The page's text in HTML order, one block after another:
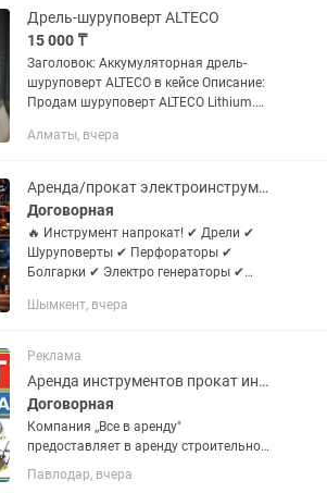
Компания Trade Energy предоставит...
Дрель-шуруповерт ALTECO
15 000 ₸
Заголовок: Аккумуляторная дрель-
шуруповерт ALTECO в кейсе Описание:
Продам шуруповерт ALTECO Lithium.
батарея и зарядка. Компактный,
Алматы, вчера
Аренда/прокат электроинструмента ремонт продажа запчастей
Договорная
🔥 Инструмент напрокат! ✔ Дрели ✔
Шуруповерты ✔ Перфораторы ✔
Болгарки ✔ Электро генераторы ✔
газонокосилка ✔ Трамбовка ✔
Асфальторез ✔...
Шымкент, вчера
Реклама
Аренда инструментов прокат инструмента прокат оборудования
Договорная
Компания ,,Все в аренду"
предоставляет в аренду строительное
оборудования Звоните: Работаем без
выходных с 9:00 до 19:00 Мы
Павлодар, вчера